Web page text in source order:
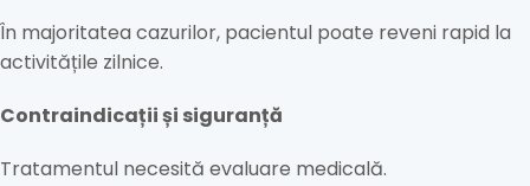
În majoritatea cazurilor, pacientul poate reveni rapid la
activitățile zilnice.
Contraindicații și siguranță
Tratamentul necesită evaluare medicală.